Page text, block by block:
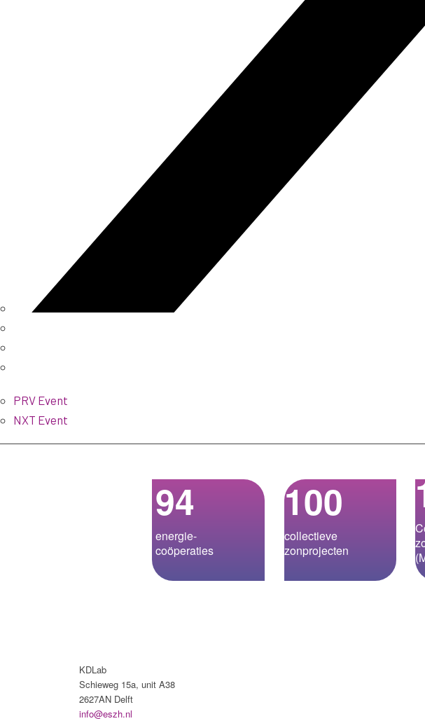
PRV Event
NXT Event
94
energie­-
coöperaties
100
collectieve
zonprojecten
KDLab
Schieweg 15a, unit A38
2627AN Delft
info@eszh.nl